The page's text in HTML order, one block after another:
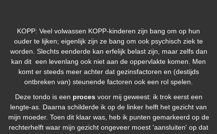
KOPP: Veel volwassen KOPP-kinderen zijn bang om op hun
ouder te lijken; eigenlijk zijn ze bang om ook psychisch ziek te
worden. Slechts eenderde kan erfelijk belast zijn, maar zelfs dan
kan dit een levenlang ook niet aan de oppervlakte komen. Men
komt er steeds meer achter dat gezinsfactoren en (destijds
ontbreken van) steunende factoren ook een rol spelen.
Deze tondo is een proces voor mij geweest: ik trok eerst een
lengte-as. Daarna schilderde ik op de linker helft het gezicht van
mijn moeder. Toen dit klaar was, heb ik punten gemarkeerd op de
rechterhelft waar mijn gezicht ongeveer moest 'aansluiten' op dat